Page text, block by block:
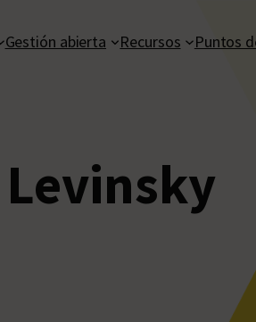
Gestión abierta Recursos Puntos